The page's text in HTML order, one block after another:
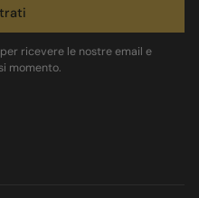
ricevere le nostre email e
momento.